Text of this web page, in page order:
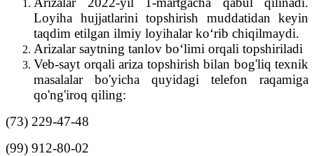
Loyiha hujjatlarini topshirish muddatidan keyin
taqdim etilgan ilmiy loyihalar ko‘rib chiqilmaydi.
Arizalar saytning tanlov bo‘limi orqali topshiriladi
Veb-sayt orqali ariza topshirish bilan bog'liq texnik
masalalar bo'yicha quyidagi telefon raqamiga
qo'ng'iroq qiling:
(73) 229-47-48
(99) 912-80-02